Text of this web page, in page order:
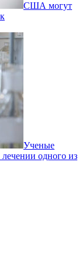
США могут
Ученые
одного из